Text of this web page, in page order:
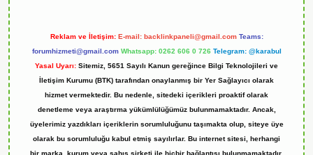
Reklam ve İletişim: E-mail: backlinkpaneli@gmail.com Teams:
forumhizmeti@gmail.com Whatsapp: 0262 606 0 726 Telegram: @karabul
Yasal Uyarı: Sitemiz, 5651 Sayılı Kanun gereğince Bilgi Teknolojileri ve
İletişim Kurumu (BTK) tarafından onaylanmış bir Yer Sağlayıcı olarak
hizmet vermektedir. Bu nedenle, sitedeki içerikleri proaktif olarak
denetleme veya araştırma yükümlülüğümüz bulunmamaktadır. Ancak,
üyelerimiz yazdıkları içeriklerin sorumluluğunu taşımakta olup, siteye üye
olarak bu sorumluluğu kabul etmiş sayılırlar. Bu internet sitesi, herhangi
bir marka, kurum veya şahıs şirketi ile hiçbir bağlantısı bulunmamaktadır.